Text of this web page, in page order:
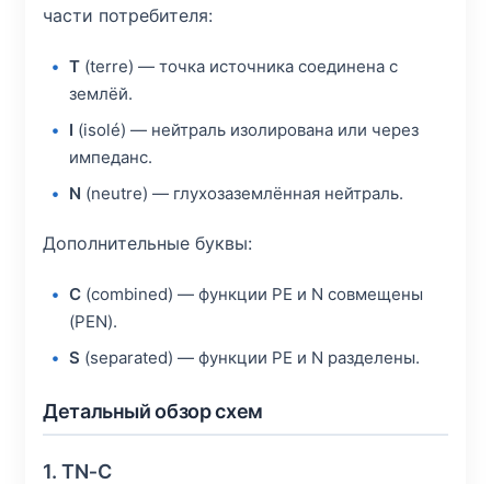
части потребителя:
T (terre) — точка источника соединена с
землёй.
I (isolé) — нейтраль изолирована или через
импеданс.
N (neutre) — глухозаземлённая нейтраль.
Дополнительные буквы:
C (combined) — функции PE и N совмещены
(PEN).
S (separated) — функции PE и N разделены.
Детальный обзор схем
1. TN‑C